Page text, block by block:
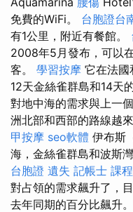
免費的WiFi。 台胞證台
有1公里，附近有餐館。
2008年5月發布，可以
客。 學習按摩 它在法
12天金絲雀群島和14天
對地中海的需求與上一
洲北部和西部的路線越
甲按摩 seo軟體 伊布斯
海，金絲雀群島和波斯
台胞證 遺失 記帳士 課
對占領的需求飆升了，
去年同期的百分比飆升